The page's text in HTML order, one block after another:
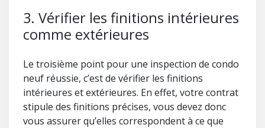
3. Vérifier les finitions intérieures
comme extérieures
Le troisième point pour une inspection de condo
neuf réussie, c’est de vérifier les finitions
intérieures et extérieures. En effet, votre contrat
stipule des finitions précises, vous devez donc
vous assurer qu’elles correspondent à ce que